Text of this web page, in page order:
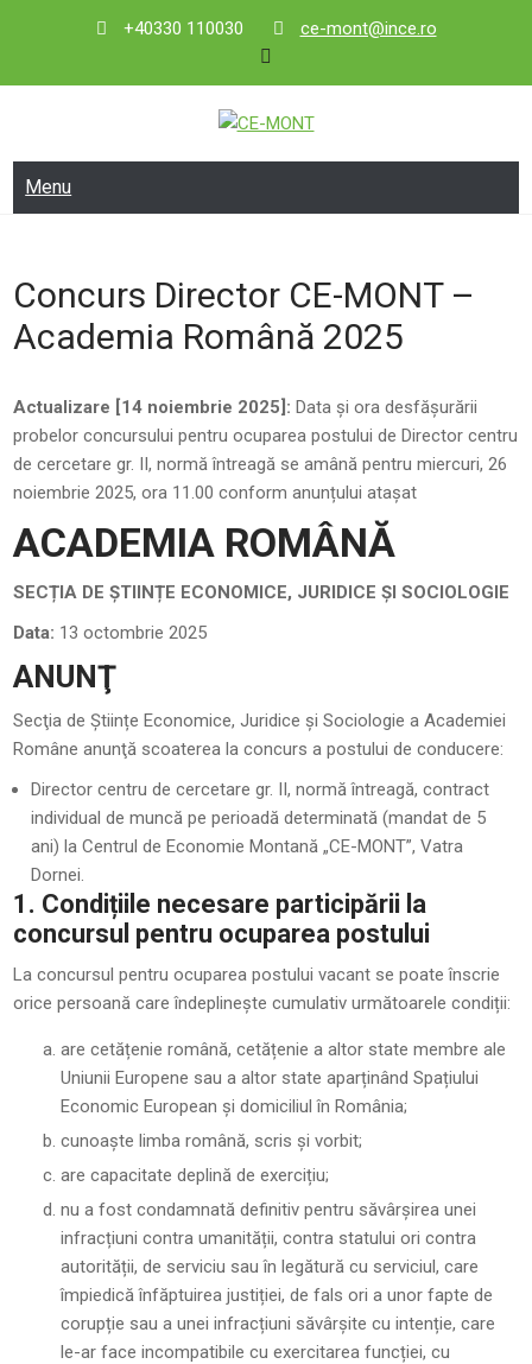
+40330 110030 ce-mont@ince.ro
CE-MONT
Menu
Concurs Director CE-MONT –
Academia Română 2025
Actualizare [14 noiembrie 2025]: Data și ora desfășurării
probelor concursului pentru ocuparea postului de Director centru
de cercetare gr. II, normă întreagă se amână pentru miercuri, 26
noiembrie 2025, ora 11.00 conform anunțului atașat
ACADEMIA ROMÂNĂ
SECȚIA DE ȘTIINȚE ECONOMICE, JURIDICE ȘI SOCIOLOGIE
Data: 13 octombrie 2025
ANUNŢ
Secţia de Științe Economice, Juridice și Sociologie a Academiei
Române anunţă scoaterea la concurs a postului de conducere:
Director centru de cercetare gr. II, normă întreagă, contract
individual de muncă pe perioadă determinată (mandat de 5
ani) la Centrul de Economie Montană „CE-MONT”, Vatra
Dornei.
1. Condițiile necesare participării la
concursul pentru ocuparea postului
La concursul pentru ocuparea postului vacant se poate înscrie
orice persoană care îndeplinește cumulativ următoarele condiții:
are cetățenie română, cetățenie a altor state membre ale
Uniunii Europene sau a altor state aparținând Spațiului
Economic European și domiciliul în România;
cunoaște limba română, scris și vorbit;
are capacitate deplină de exercițiu;
nu a fost condamnată definitiv pentru săvârșirea unei
infracțiuni contra umanității, contra statului ori contra
autorității, de serviciu sau în legătură cu serviciul, care
împiedică înfăptuirea justiției, de fals ori a unor fapte de
corupție sau a unei infracțiuni săvârșite cu intenție, care
le-ar face incompatibile cu exercitarea funcției, cu